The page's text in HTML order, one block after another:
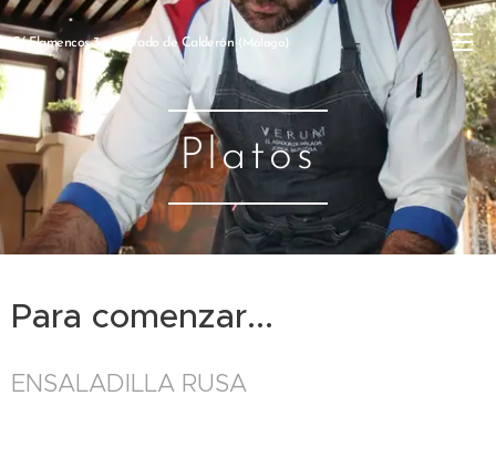
C/ Flamencos 3 - Cerrado de Calderón (Málaga)
Platos
Para comenzar...
ENSALADILLA RUSA